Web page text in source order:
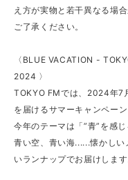
え方が実物と若干異なる場合
ご了承ください。
〈BLUE VACATION -
2024 〉
TOKYO FMでは、2024年7
を届けるサマーキャンペーン
今年のテーマは「”青”を感じ
青い空、青い海......懐かし
いランナップでお届けします